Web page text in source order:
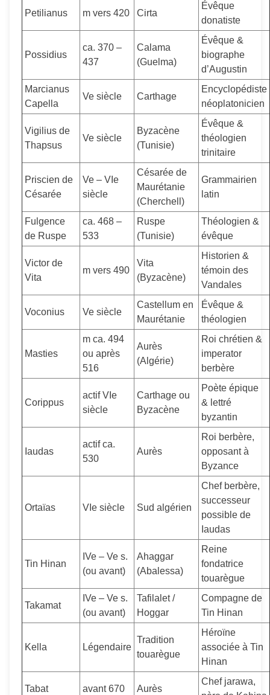
Petilianus m vers 420 Cirta
Évêque
donatiste
Possidius
ca. 370 –
437
Calama
(Guelma)
Évêque &
biographe
d’Augustin
Marcianus
Capella
Ve siècle Carthage
Encyclopédiste
néoplatonicien
Vigilius de
Thapsus
Ve siècle
Byzacène
(Tunisie)
Évêque &
théologien
trinitaire
Priscien de
Césarée
Ve – VIe
siècle
Césarée de
Maurétanie
(Cherchell)
Grammairien
latin
Fulgence
de Ruspe
ca. 468 –
533
Ruspe
(Tunisie)
Théologien &
évêque
Victor de
Vita
m vers 490
Vita
(Byzacène)
Historien &
témoin des
Vandales
Voconius Ve siècle
Castellum en
Maurétanie
Évêque &
théologien
Masties
m ca. 494
ou après
516
Aurès
(Algérie)
Roi chrétien &
imperator
berbère
Corippus
actif VIe
siècle
Carthage ou
Byzacène
Poète épique
& lettré
byzantin
Iaudas
actif ca.
530
Aurès
Roi berbère,
opposant à
Byzance
Ortaïas VIe siècle Sud algérien
Chef berbère,
successeur
possible de
Iaudas
Tin Hinan
IVe – Ve s.
(ou avant)
Ahaggar
(Abalessa)
Reine
fondatrice
touarègue
Takamat
IVe – Ve s.
(ou avant)
Tafilalet /
Hoggar
Compagne de
Tin Hinan
Kella Légendaire
Tradition
touarègue
Héroïne
associée à Tin
Hinan
Tabat avant 670 Aurès
Chef jarawa,